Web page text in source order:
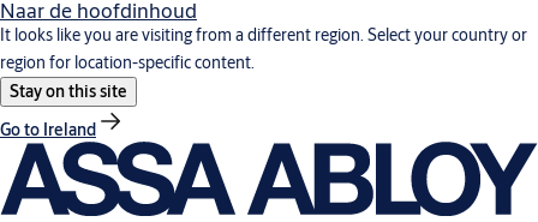
Naar de hoofdinhoud
It looks like you are visiting from a different region. Select your country or
region for location-specific content.
Stay on this site
Go to Ireland